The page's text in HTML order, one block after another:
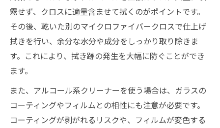
霧せず、クロスに適量含ませて拭くのがポイントです。
その後、乾いた別のマイクロファイバークロスで仕上げ
拭きを行い、余分な水分や成分をしっかり取り除きま
す。これにより、拭き跡の発生を大幅に防ぐことができ
ます。
また、アルコール系クリーナーを使う場合は、ガラスの
コーティングやフィルムとの相性にも注意が必要です。
コーティングが剥がれるリスクや、フィルムが変色する